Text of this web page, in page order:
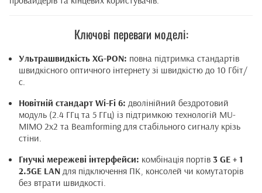
Ключові переваги моделі:
Ультрашвидкість XG-PON: повна підтримка стандартів
швидкісного оптичного інтернету зі швидкістю до 10 Гбіт/
с.
Новітній стандарт Wi-Fi 6: дволінійний бездротовий
модуль (2.4 ГГц та 5 ГГц) із підтримкою технологій MU-
MIMO 2x2 та Beamforming для стабільного сигналу крізь
стіни.
Гнучкі мережеві інтерфейси: комбінація портів 3 GE + 1
2.5GE LAN для підключення ПК, консолей чи комутаторів
без втрати швидкості.